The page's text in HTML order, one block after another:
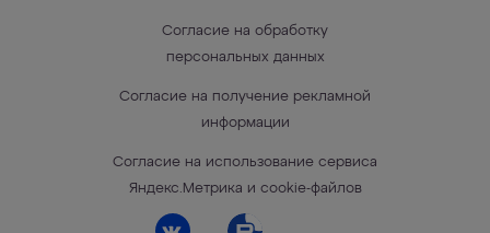
Согласие на обработку
персональных данных
Согласие на получение рекламной
информации
Согласие на использование сервиса
Яндекс.Метрика и cookie-файлов